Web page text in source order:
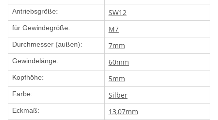
Antriebsgröße: SW12
für Gewindegröße: M7
Durchmesser (außen): 7mm
Gewindelänge: 60mm
Kopfhöhe: 5mm
Farbe: Silber
Eckmaß:
13,07mm